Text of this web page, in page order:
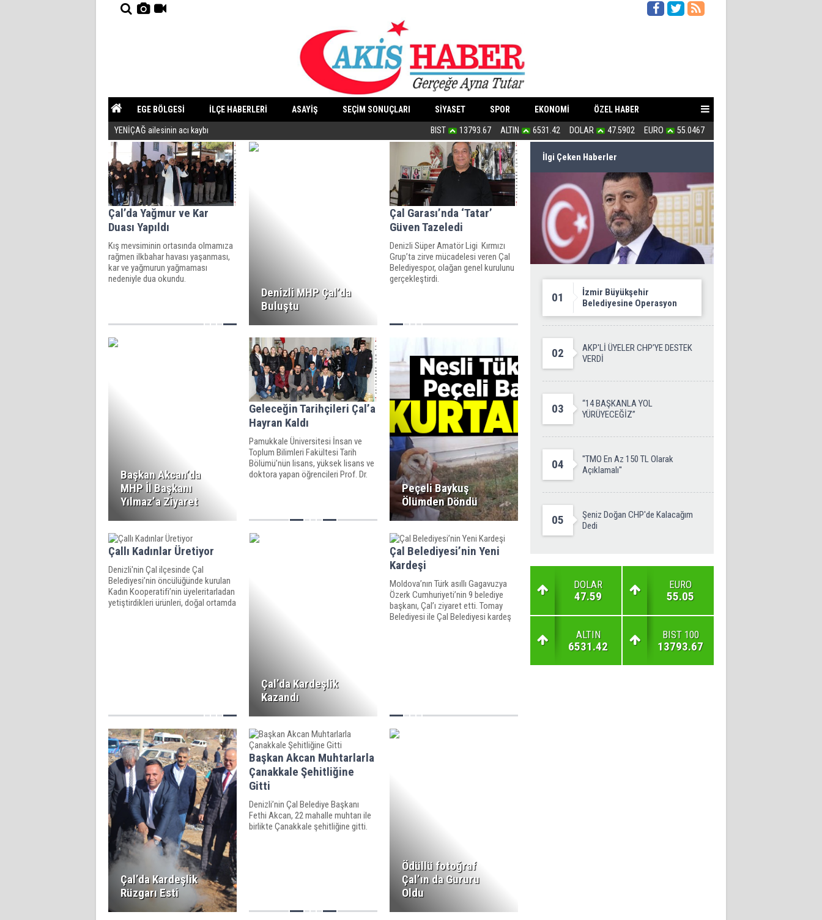
EGE BÖLGESİ İLÇE HABERLERİ ASAYİŞ SEÇİM SONUÇLARI SİYASET SPOR EKONOMİ ÖZEL HABER
YAZARLAR GÜNDEM
YENİÇAĞ ailesinin acı kaybı “Dindar/muhafazakâr”ların ahlakı neden zayıf?
BIST 13793.67 ALTIN 6531.42 DOLAR 47.5902 EURO 55.0467
Çal’da Yağmur ve Kar
Duası Yapıldı
Kış mevsiminin ortasında olmamıza
rağmen ilkbahar havası yaşanması,
kar ve yağmurun yağmaması
nedeniyle dua okundu.
Denizli MHP Çal’da
Buluştu
Çal Garası’nda ‘Tatar’
Güven Tazeledi
Denizli Süper Amatör Ligi Kırmızı
Grup’ta zirve mücadelesi veren Çal
Belediyespor, olağan genel kurulunu
gerçekleştirdi.
Başkan Akcan’da
MHP İl Başkanı
Yılmaz’a Ziyaret
Geleceğin Tarihçileri Çal’a
Hayran Kaldı
Pamukkale Üniversitesi İnsan ve
Toplum Bilimleri Fakültesi Tarih
Bölümü’nün lisans, yüksek lisans ve
doktora yapan öğrencileri Prof. Dr.
Peçeli Baykuş
Ölümden Döndü
Çallı Kadınlar Üretiyor
Denizli'nin Çal ilçesinde Çal
Belediyesi’nin öncülüğünde kurulan
Kadın Kooperatifi’nin üyeleritarladan
yetiştirdikleri ürünleri, doğal ortamda
Çal’da Kardeşlik
Kazandı
Çal Belediyesi’nin Yeni
Kardeşi
Moldova’nın Türk asıllı Gagavuzya
Özerk Cumhuriyeti’nin 9 belediye
başkanı, Çal’ı ziyaret etti. Tomay
Belediyesi ile Çal Belediyesi kardeş
Çal’da Kardeşlik
Rüzgarı Esti
Başkan Akcan Muhtarlarla
Çanakkale Şehitliğine
Gitti
Denizli’nin Çal Belediye Başkanı
Fethi Akcan, 22 mahalle muhtarı ile
birlikte Çanakkale şehitliğine gitti.
Ödüllü fotoğraf
Çal’ın da Gururu
Oldu
İlgi Çeken Haberler
01
İzmir Büyükşehir
Belediyesine Operasyon
02
AKP'Lİ ÜYELER CHP’YE DESTEK
VERDİ
03
“14 BAŞKANLA YOL
YÜRÜYECEĞİZ”
04
''TMO En Az 150 TL Olarak
Açıklamalı''
05
Şeniz Doğan CHP'de Kalacağım
Dedi
DOLAR
47.59
EURO
55.05
ALTIN
6531.42
BIST 100
13793.67